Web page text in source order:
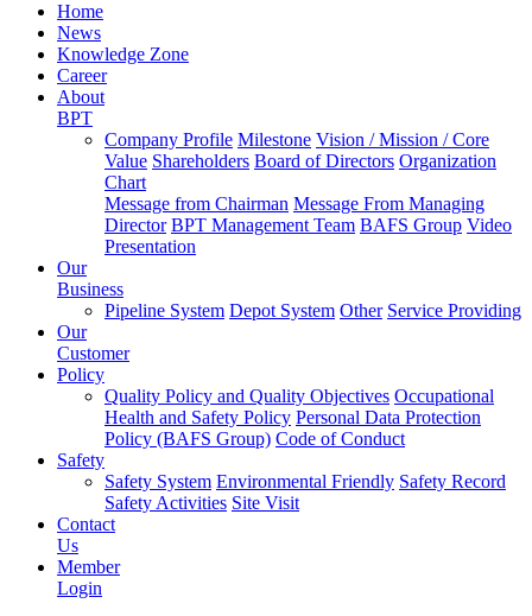
Home
News
Knowledge Zone
Career
About
BPT
Company Profile Milestone Vision / Mission / Core
Value Shareholders Board of Directors Organization
Chart
Message from Chairman Message From Managing
Director BPT Management Team BAFS Group Video
Presentation
Our
Business
Pipeline System Depot System Other Service Providing
Our
Customer
Policy
Quality Policy and Quality Objectives Occupational
Health and Safety Policy Personal Data Protection
Policy (BAFS Group) Code of Conduct
Safety
Safety System Environmental Friendly Safety Record
Safety Activities Site Visit
Contact
Us
Member
Login